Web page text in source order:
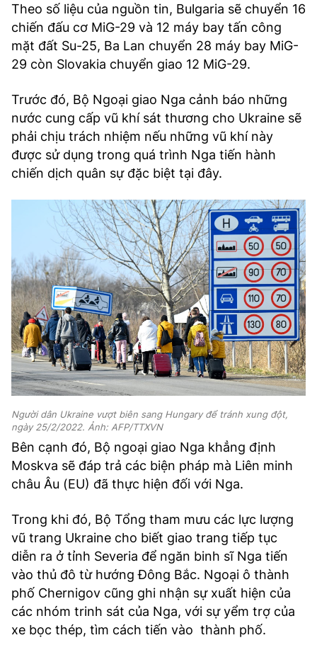
Theo số liệu của nguồn tin, Bulgaria sẽ chuyển 16
chiến đấu cơ MiG-29 và 12 máy bay tấn công
mặt đất Su-25, Ba Lan chuyển 28 máy bay MiG-
29 còn Slovakia chuyển giao 12 MiG-29.
Trước đó, Bộ Ngoại giao Nga cảnh báo những
nước cung cấp vũ khí sát thương cho Ukraine sẽ
phải chịu trách nhiệm nếu những vũ khí này
được sử dụng trong quá trình Nga tiến hành
chiến dịch quân sự đặc biệt tại đây.
Người dân Ukraine vượt biên sang Hungary để tránh xung đột,
ngày 25/2/2022. Ảnh: AFP/TTXVN
Bên cạnh đó, Bộ ngoại giao Nga khẳng định
Moskva sẽ đáp trả các biện pháp mà Liên minh
châu Âu (EU) đã thực hiện đối với Nga.
Trong khi đó, Bộ Tổng tham mưu các lực lượng
vũ trang Ukraine cho biết giao trang tiếp tục
diễn ra ở tỉnh Severia để ngăn binh sĩ Nga tiến
vào thủ đô từ hướng Đông Bắc. Ngoại ô thành
phố Chernigov cũng ghi nhận sự xuất hiện của
các nhóm trinh sát của Nga, với sự yểm trợ của
xe bọc thép, tìm cách tiến vào thành phố.